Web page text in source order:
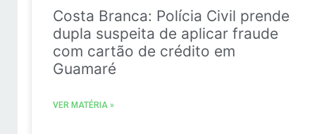
Costa Branca: Polícia Civil prende
dupla suspeita de aplicar fraude
com cartão de crédito em
Guamaré
VER MATÉRIA »